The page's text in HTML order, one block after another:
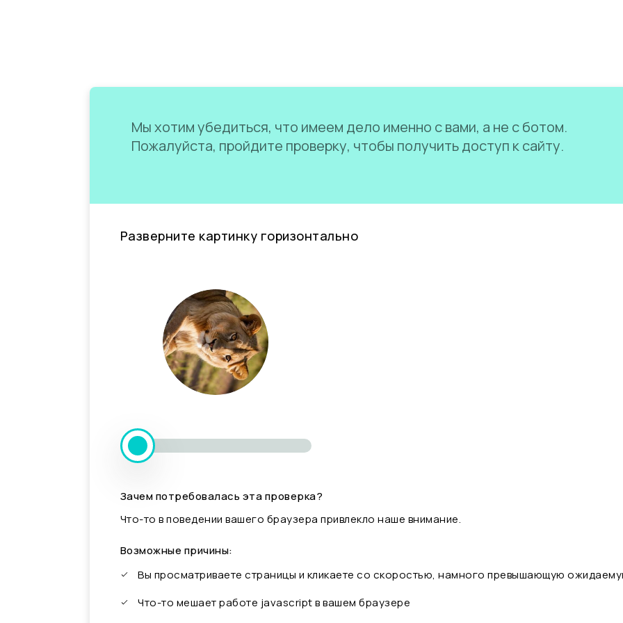
Мы хотим убедиться, что имеем дело именно с вами, а не с ботом.
Пожалуйста, пройдите проверку, чтобы получить доступ к сайту.
Разверните картинку горизонтально
Зачем потребовалась эта проверка?
Что-то в поведении вашего браузера привлекло наше внимание.
Возможные причины:
Вы просматриваете страницы и кликаете со скоростью, намного превышающую
Что-то мешает работе javascript в вашем браузере